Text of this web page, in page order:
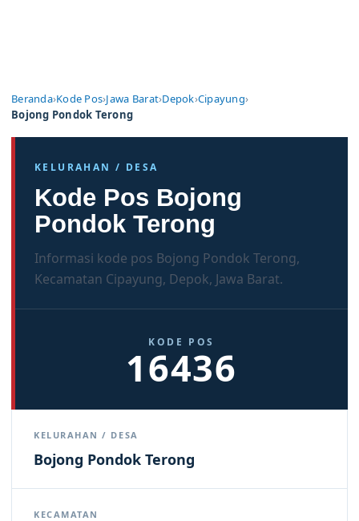
Beranda›Kode Pos›Jawa Barat›Depok›Cipayung›
Bojong Pondok Terong
KELURAHAN / DESA
Kode Pos Bojong
Pondok Terong
Informasi kode pos Bojong Pondok Terong,
Kecamatan Cipayung, Depok, Jawa Barat.
KODE POS
16436
KELURAHAN / DESA
Bojong Pondok Terong
KECAMATAN